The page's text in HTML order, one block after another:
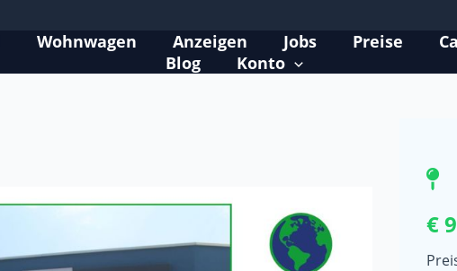
Wohnwagen Anzeigen Jobs Preise
Blog
Konto
€